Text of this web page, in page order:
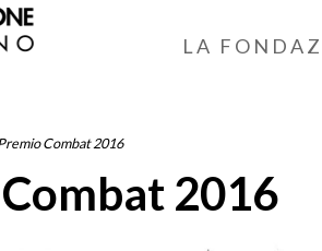
LA
Combat 2016
2016